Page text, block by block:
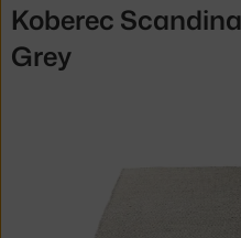
Koberec
Grey